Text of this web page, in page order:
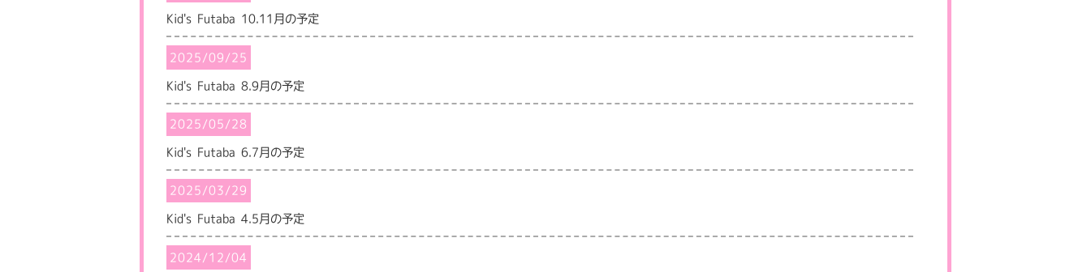
Kid's Futaba 10.11月の予定
2025/09/25
Kid's Futaba 8.9月の予定
2025/05/28
Kid's Futaba 6.7月の予定
2025/03/29
Kid's Futaba 4.5月の予定
2024/12/04